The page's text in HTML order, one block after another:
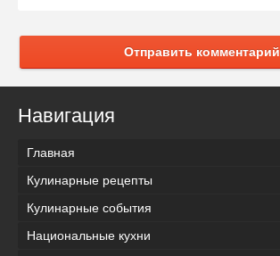
Отправить комментарий
Навигация
Главная
Кулинарные рецепты
Кулинарные события
Национальные кухни